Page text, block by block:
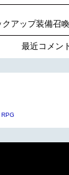
アップ装備召喚
最近コメン